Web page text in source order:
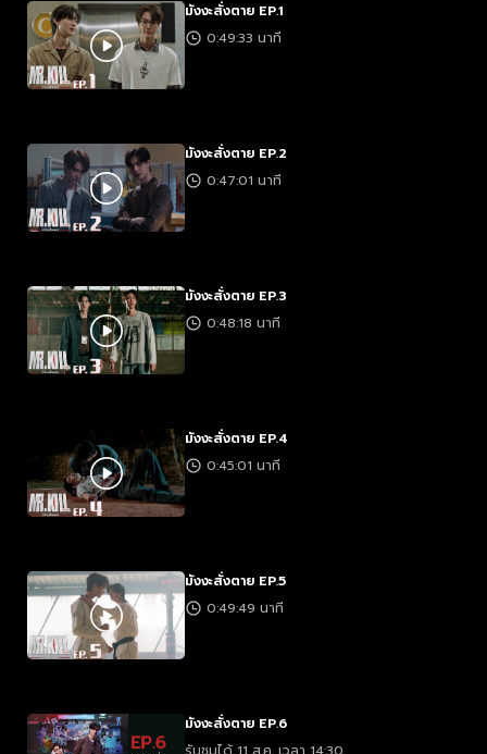
มังงะสั่งตาย EP.1
0:49:33 นาที
มังงะสั่งตาย EP.2
0:47:01 นาที
มังงะสั่งตาย EP.3
0:48:18 นาที
มังงะสั่งตาย EP.4
0:45:01 นาที
มังงะสั่งตาย EP.5
0:49:49 นาที
มังงะสั่งตาย EP.6